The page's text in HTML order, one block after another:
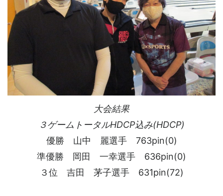
大会結果
３ゲームトータルHDCP込み(HDCP)
優勝 山中 麗選手 763pin(0)
準優勝 岡田 一幸選手 636pin(0)
３位 吉田 茅子選手 631pin(72)